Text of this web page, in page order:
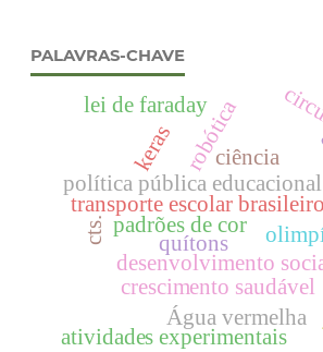
PALAVRAS-CHAVE
política pública educacional
transporte escolar brasileiro
padrões de cor
quítons
robótica
keras
desenvolvimento
crescimento saudável
cts.
Água vermelha
atividades experimentais
lei de faraday
ciência